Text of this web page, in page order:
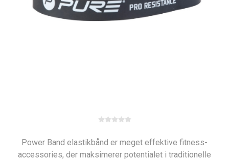
Power Band elastikbånd er meget effektive fitness-
accessories, der maksimerer potentialet i traditionelle